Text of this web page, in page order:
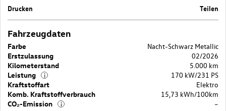
Drucken Teilen
Fahrzeugdaten
Farbe
Nacht-Schwarz Metallic
Erstzulassung
02/2026
Kilometerstand
5.000 km
Leistung
i
170 kW/231 PS
Kraftstoffart
Elektro
Komb. Kraftstoffverbrauch
15,73 kWh/100km
CO₂-Emission
i
–